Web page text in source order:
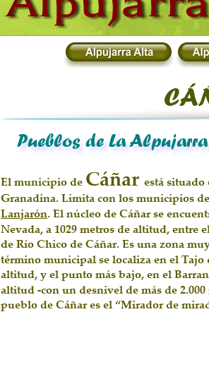
Pueblos de La
El municipio de Cáñar está
Granadina. Limita con los municipios
Lanjarón. El núcleo de Cáñar se
Nevada, a 1029 metros de altitud, entre
de Río Chico de Cáñar. Es una zona
término municipal se localiza en el Tajo
altitud, y el punto más bajo, en el
altitud -con un desnivel de más de
pueblo de Cáñar es el “Mirador de